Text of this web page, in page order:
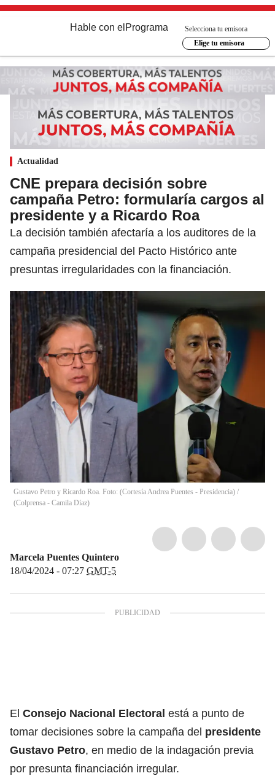
Hable con el Programa
Selecciona tu emisora
Elige tu emisora
Actualidad
CNE prepara decisión sobre
campaña Petro: formularía cargos al
presidente y a Ricardo Roa
La decisión también afectaría a los auditores de la
campaña presidencial del Pacto Histórico ante
presuntas irregularidades con la financiación.
Gustavo Petro y Ricardo Roa. Foto: (Cortesía Andrea Puentes - Presidencia) /
(Colprensa - Camila Díaz)
Marcela Puentes Quintero
18/04/2024 - 07:27 GMT-5
El Consejo Nacional Electoral está a punto de
tomar decisiones sobre la campaña del presidente
Gustavo Petro, en medio de la indagación previa
por presunta financiación irregular.